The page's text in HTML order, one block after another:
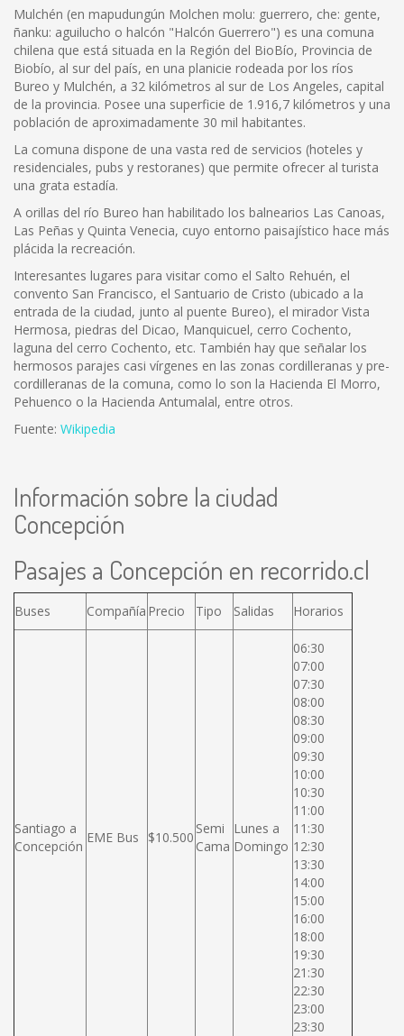
Mulchén (en mapudungún Molchen molu: guerrero, che: gente,
ñanku: aguilucho o halcón "Halcón Guerrero") es una comuna
chilena que está situada en la Región del BioBío, Provincia de
Biobío, al sur del país, en una planicie rodeada por los ríos
Bureo y Mulchén, a 32 kilómetros al sur de Los Angeles, capital
de la provincia. Posee una superficie de 1.916,7 kilómetros y una
población de aproximadamente 30 mil habitantes.
La comuna dispone de una vasta red de servicios (hoteles y
residenciales, pubs y restoranes) que permite ofrecer al turista
una grata estadía.
A orillas del río Bureo han habilitado los balnearios Las Canoas,
Las Peñas y Quinta Venecia, cuyo entorno paisajístico hace más
plácida la recreación.
Interesantes lugares para visitar como el Salto Rehuén, el
convento San Francisco, el Santuario de Cristo (ubicado a la
entrada de la ciudad, junto al puente Bureo), el mirador Vista
Hermosa, piedras del Dicao, Manquicuel, cerro Cochento,
laguna del cerro Cochento, etc. También hay que señalar los
hermosos parajes casi vírgenes en las zonas cordilleranas y pre-
cordilleranas de la comuna, como lo son la Hacienda El Morro,
Pehuenco o la Hacienda Antumalal, entre otros.
Fuente: Wikipedia
Información sobre la ciudad
Concepción
Pasajes a Concepción en recorrido.cl
Buses Compañía Precio Tipo Salidas Horarios
Santiago a
Concepción
EME Bus $10.500
Semi
Cama
Lunes a
Domingo
06:30
07:00
07:30
08:00
08:30
09:00
09:30
10:00
10:30
11:00
11:30
12:30
13:30
14:00
15:00
16:00
18:00
19:30
21:30
22:30
23:00
23:30